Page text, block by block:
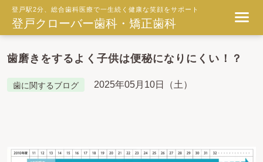
登戸駅2分、総合歯科医療で一生続く健康な笑顔をサポート
登戸クローバー歯科・矯正歯科
歯磨きをするよく子供は便秘になりにくい！？
歯に関するブログ 2025年05月10日（土）